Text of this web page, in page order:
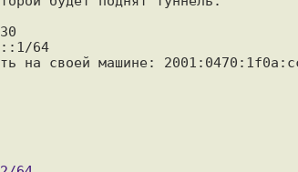
64
на своей машине: